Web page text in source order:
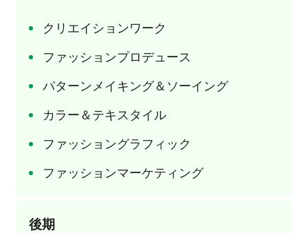
クリエイションワーク
ファッションプロデュース
パターンメイキング＆ソーイング
カラー＆テキスタイル
ファッショングラフィック
ファッションマーケティング
後期